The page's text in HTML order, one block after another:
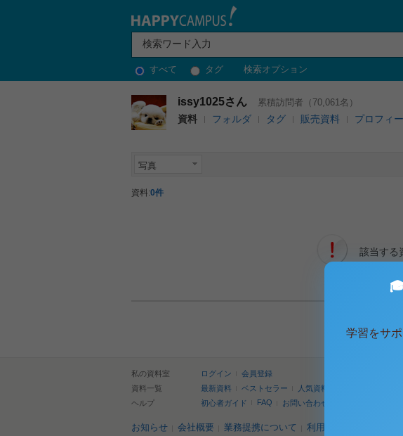
すべて タグ 検索オプション
issy1025さん 累積訪問者（70,061名）
資料 フォルダ タグ 販売資料 プロフィ
写真
資料:0件
該当する
私の資料室 ログイン
会員登録
資料一覧
最新資料 ベストセラー 人気資料
ヘルプ
初心者ガイド FAQ お問い合わせ
お知らせ 会社概要 業務提携について 利用規約
学習をサ